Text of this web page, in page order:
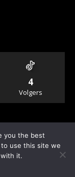
4
Volgers
you the best
use this site we
it.